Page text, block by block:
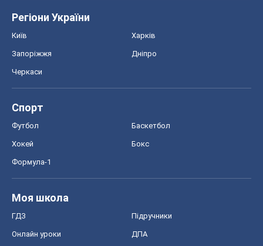
Регіони України
Київ Харків
Запоріжжя Дніпро
Черкаси
Спорт
Футбол Баскетбол
Хокей Бокс
Формула-1
Моя школа
ГДЗ Підручники
Онлайн уроки ДПА